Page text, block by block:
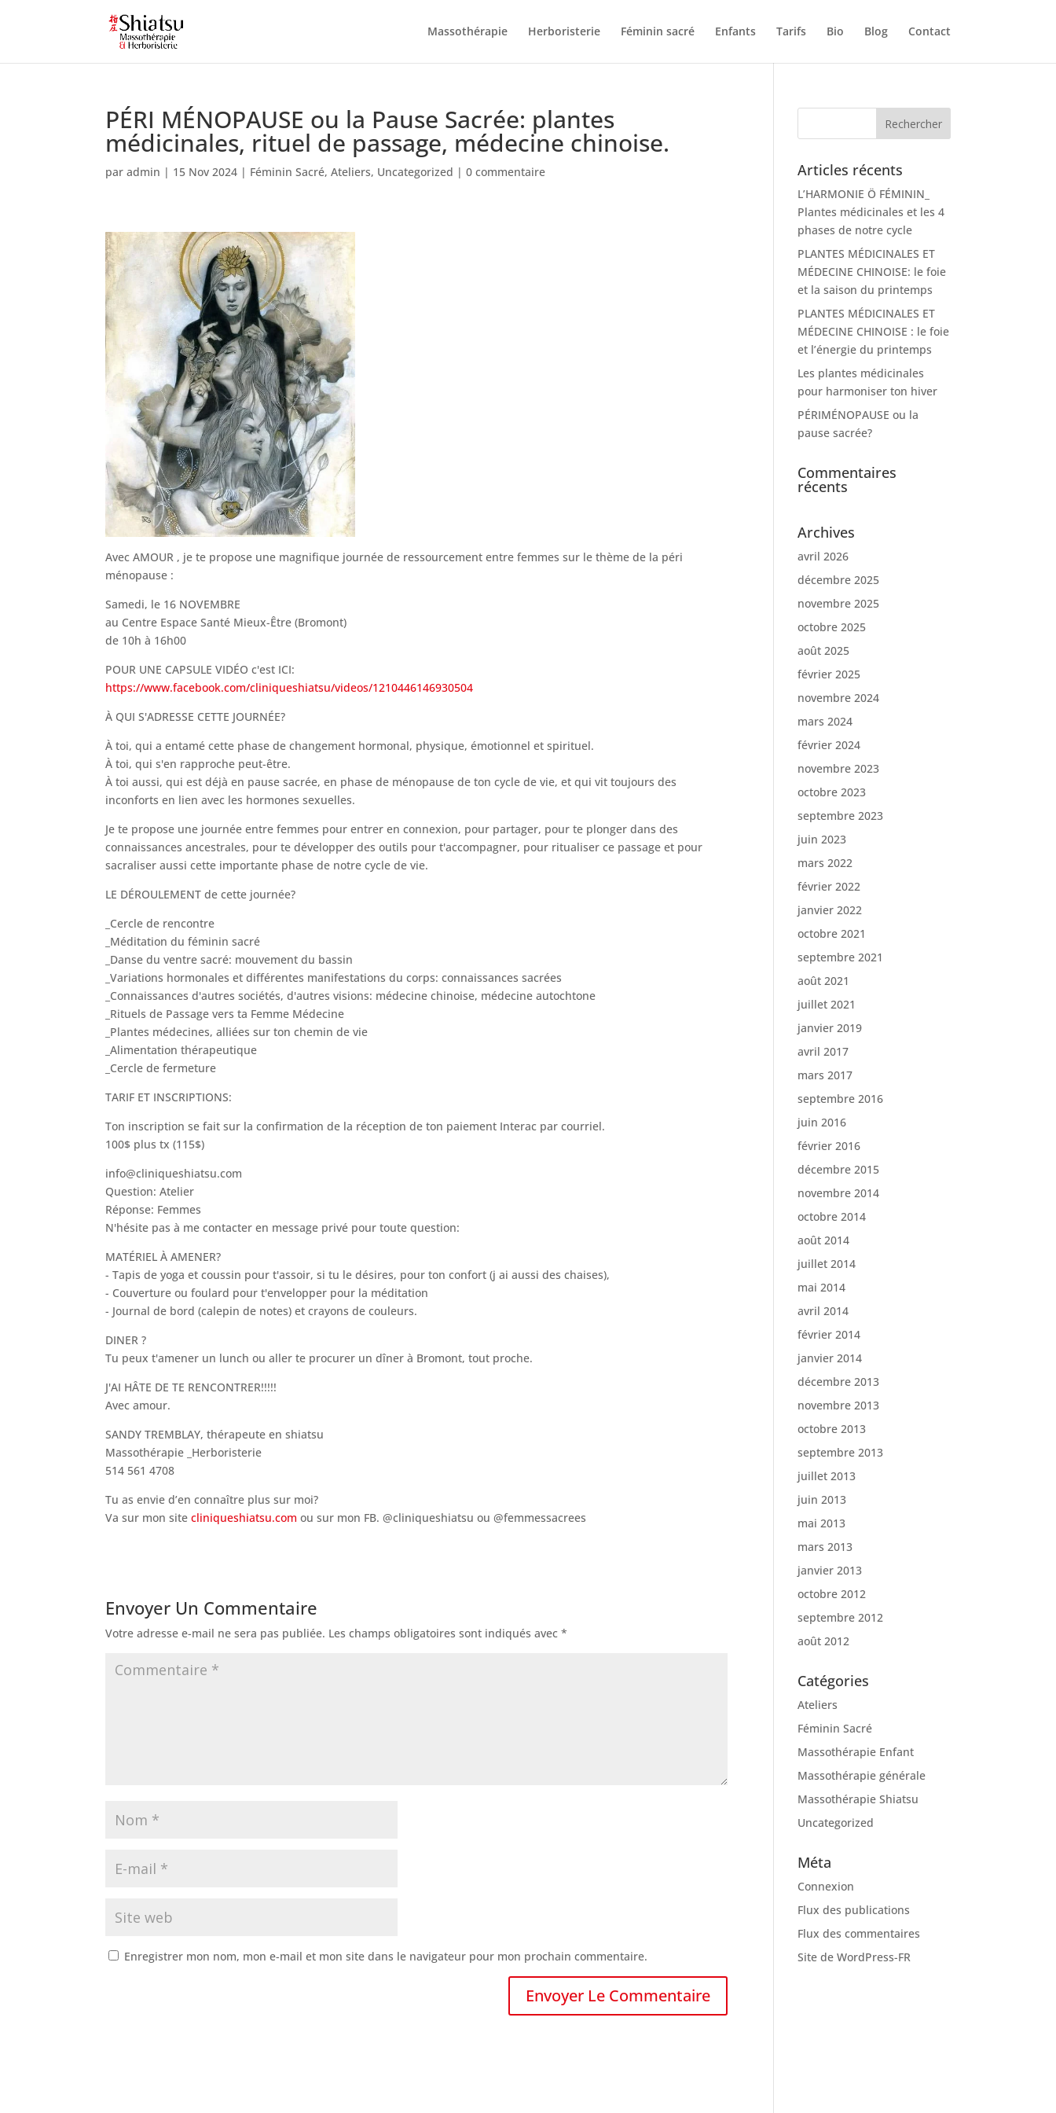
Massothérapie Herboristerie Féminin sacré Enfants Tarifs Bio Blog Contact
PÉRI MÉNOPAUSE ou la Pause Sacrée: plantes
médicinales, rituel de passage, médecine chinoise.
paradmin | 15 Nov 2024 | Féminin Sacré,Ateliers, Uncategorized |0 commentaire
Avec AMOUR , je te propose une magnifique journée de ressourcement entre femmes sur le thème de la péri
ménopause :
Samedi, le 16 NOVEMBRE
au Centre Espace Santé Mieux-Être (Bromont)
de 10h à 16h00
POUR UNE CAPSULE VIDÉO c'est ICI:
https://www.facebook.com/cliniqueshiatsu/videos/1210446146930504
À QUI S'ADRESSE CETTE JOURNÉE?
À toi, qui a entamé cette phase de changement hormonal, physique, émotionnel et spirituel.
À toi, qui s'en rapproche peut-être.
À toi aussi, qui est déjà en pause sacrée, en phase de ménopause de ton cycle de vie, et qui vit toujours des
inconforts en lien avec les hormones sexuelles.
Je te propose une journée entre femmes pour entrer en connexion, pour partager, pour te plonger dans des
connaissances ancestrales, pour te développer des outils pour t'accompagner, pour ritualiser ce passage et pour
sacraliser aussi cette importante phase de notre cycle de vie.
LE DÉROULEMENT de cette journée?
_Cercle de rencontre
_Méditation du féminin sacré
_Danse du ventre sacré: mouvement du bassin
_Variations hormonales et différentes manifestations du corps: connaissances sacrées
_Connaissances d'autres sociétés, d'autres visions: médecine chinoise, médecine autochtone
_Rituels de Passage vers ta Femme Médecine
_Plantes médecines, alliées sur ton chemin de vie
_Alimentation thérapeutique
_Cercle de fermeture
TARIF ET INSCRIPTIONS:
Ton inscription se fait sur la confirmation de la réception de ton paiement Interac par courriel.
100$ plus tx (115$)
info@cliniqueshiatsu.com
Question: Atelier
Réponse: Femmes
N'hésite pas à me contacter en message privé pour toute question:
MATÉRIEL À AMENER?
- Tapis de yoga et coussin pour t'assoir, si tu le désires, pour ton confort (j ai aussi des chaises),
- Couverture ou foulard pour t'envelopper pour la méditation
- Journal de bord (calepin de notes) et crayons de couleurs.
DINER ?
Tu peux t'amener un lunch ou aller te procurer un dîner à Bromont, tout proche.
J'AI HÂTE DE TE RENCONTRER!!!!!
Avec amour.
SANDY TREMBLAY, thérapeute en shiatsu
Massothérapie _Herboristerie
514 561 4708
Tu as envie d’en connaître plus sur moi?
Va sur mon sitecliniqueshiatsu.com ou sur mon FB. @cliniqueshiatsu ou @femmessacrees
Envoyer Un Commentaire
Votre adresse e-mail ne sera pas publiée. Les champs obligatoires sont indiqués avec*
Enregistrer mon nom, mon e-mail et mon site dans le navigateur pour mon prochain commentaire.
Articles récents
L’HARMONIE Ö FÉMININ_
Plantes médicinales et les 4
phases de notre cycle
PLANTES MÉDICINALES ET
MÉDECINE CHINOISE: le foie
et la saison du printemps
PLANTES MÉDICINALES ET
MÉDECINE CHINOISE : le foie
et l’énergie du printemps
Les plantes médicinales
pour harmoniser ton hiver
PÉRIMÉNOPAUSE ou la
pause sacrée?
Commentaires
récents
Archives
avril 2026
décembre 2025
novembre 2025
octobre 2025
août 2025
février 2025
novembre 2024
mars 2024
février 2024
novembre 2023
octobre 2023
septembre 2023
juin 2023
mars 2022
février 2022
janvier 2022
octobre 2021
septembre 2021
août 2021
juillet 2021
janvier 2019
avril 2017
mars 2017
septembre 2016
juin 2016
février 2016
décembre 2015
novembre 2014
octobre 2014
août 2014
juillet 2014
mai 2014
avril 2014
février 2014
janvier 2014
décembre 2013
novembre 2013
octobre 2013
septembre 2013
juillet 2013
juin 2013
mai 2013
mars 2013
janvier 2013
octobre 2012
septembre 2012
août 2012
Catégories
Ateliers
Féminin Sacré
Massothérapie Enfant
Massothérapie générale
Massothérapie Shiatsu
Uncategorized
Méta
Connexion
Flux des publications
Flux des commentaires
Site de WordPress-FR